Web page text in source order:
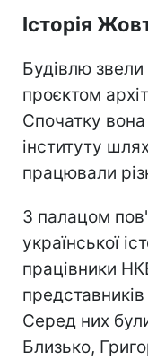
Історія
Будівлю
проєктом
Спочатку
інституту
працювали
З палацом
української
працівники
представників
Серед них
Близько,